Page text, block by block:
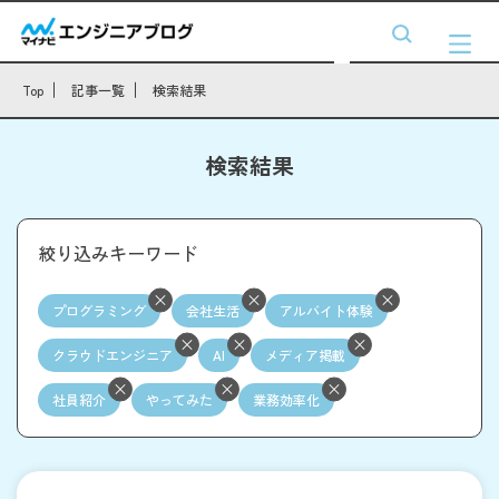
Top 記事一覧 検索結果
検索結果
絞り込みキーワード
プログラミング 会社生活 アルバイト体験
クラウドエンジニア AI メディア掲載
社員紹介 やってみた 業務効率化